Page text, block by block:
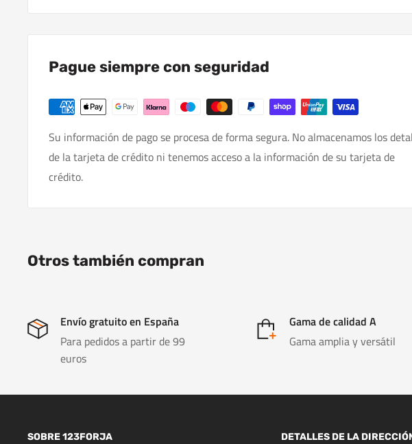
Pague siempre con seguridad
Su información de pago se procesa de forma segura. No almacenamos los
de la tarjeta de crédito ni tenemos acceso a la información de su tarjeta de
crédito.
Otros también compran
Envío gratuito en España
Para pedidos a partir de 99
euros
Gama de calidad A
Gama amplia y versátil
SOBRE 123FORJA DETALLES DE LA